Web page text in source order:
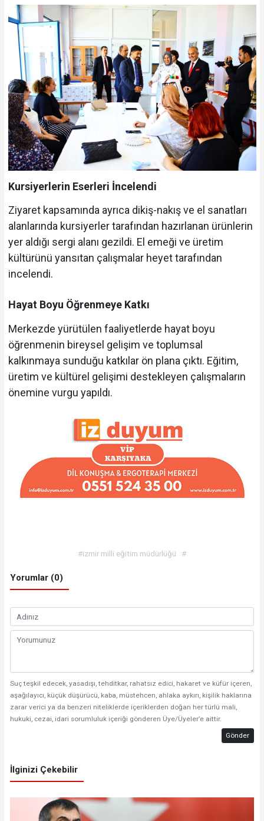
Kursiyerlerin Eserleri İncelendi
Ziyaret kapsamında ayrıca dikiş-nakış ve el sanatları
alanlarında kursiyerler tarafından hazırlanan ürünlerin
yer aldığı sergi alanı gezildi. El emeği ve üretim
kültürünü yansıtan çalışmalar heyet tarafından
incelendi.
Hayat Boyu Öğrenmeye Katkı
Merkezde yürütülen faaliyetlerde hayat boyu
öğrenmenin bireysel gelişim ve toplumsal
kalkınmaya sunduğu katkılar ön plana çıktı. Eğitim,
üretim ve kültürel gelişimi destekleyen çalışmaların
önemine vurgu yapıldı.
#izmir milli eğitim müdürlüğü #
Yorumlar (0)
Suç teşkil edecek, yasadışı, tehditkar, rahatsız edici, hakaret ve küfür içeren,
aşağılayıcı, küçük düşürücü, kaba, müstehcen, ahlaka aykırı, kişilik haklarına
zarar verici ya da benzeri niteliklerde içeriklerden doğan her türlü mali,
hukuki, cezai, idari sorumluluk içeriği gönderen Üye/Üyeler’e aittir.
Gönder
İlginizi Çekebilir